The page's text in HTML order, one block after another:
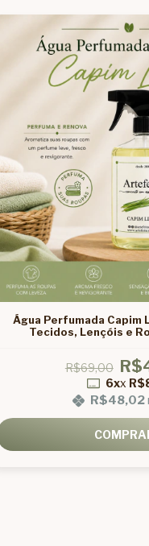
Água Perfumada Capim
Tecidos, Lençóis e
R$69,00
6xx
R$48,02